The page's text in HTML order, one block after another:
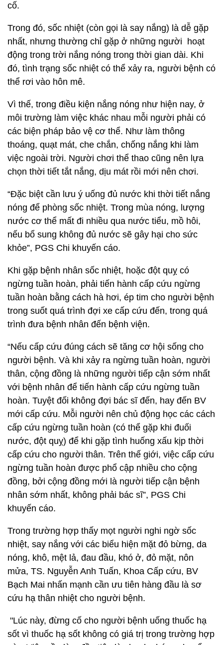
cố.
Trong đó, sốc nhiệt (còn gọi là say nắng) là dễ gặp
nhất, nhưng thường chỉ gặp ở những người hoạt
động trong trời nắng nóng trong thời gian dài. Khi
đó, tình trạng sốc nhiệt có thể xảy ra, người bệnh có
thể rơi vào hôn mê.
Vì thế, trong điều kiện nắng nóng như hiện nay, ở
môi trường làm việc khác nhau mỗi người phải có
các biện pháp bảo vệ cơ thể. Như làm thông
thoáng, quạt mát, che chắn, chống nắng khi làm
việc ngoài trời. Người chơi thể thao cũng nên lựa
chọn thời tiết tắt nắng, dịu mát rồi mới nên chơi.
“Đặc biệt cần lưu ý uống đủ nước khi thời tiết nắng
nóng để phòng sốc nhiệt. Trong mùa nóng, lượng
nước cơ thể mất đi nhiều qua nước tiểu, mồ hôi,
nếu bổ sung không đủ nước sẽ gây hại cho sức
khỏe”, PGS Chi khuyến cáo.
Khi gặp bệnh nhân sốc nhiệt, hoặc đột quỵ có
ngừng tuần hoàn, phải tiến hành cấp cứu ngừng
tuần hoàn bằng cách hà hơi, ép tim cho người bệnh
trong suốt quá trình đợi xe cấp cứu đến, trong quá
trình đưa bệnh nhân đến bệnh viện.
“Nếu cấp cứu đúng cách sẽ tăng cơ hội sống cho
người bệnh. Và khi xảy ra ngừng tuần hoàn, người
thân, cộng đồng là những người tiếp cận sớm nhất
với bệnh nhân để tiến hành cấp cứu ngừng tuần
hoàn. Tuyệt đối không đợi bác sĩ đến, hay đến BV
mới cấp cứu. Mỗi người nên chủ động học các cách
cấp cứu ngừng tuần hoàn (có thể gặp khi đuối
nước, đột quỵ) để khi gặp tình huống xấu kịp thời
cấp cứu cho người thân. Trên thế giới, việc cấp cứu
ngừng tuần hoàn được phổ cập nhiều cho cộng
đồng, bởi cộng đồng mới là người tiếp cận bệnh
nhân sớm nhất, không phải bác sĩ”, PGS Chi
khuyến cáo.
Trong trường hợp thấy mọt người nghi ngờ sốc
nhiệt, say nắng với các biểu hiện mặt đỏ bừng, da
nóng, khô, mệt lả, đau đầu, khó ở, đỏ mặt, nôn
mửa, TS. Nguyễn Anh Tuấn, Khoa Cấp cứu, BV
Bạch Mai nhấn mạnh cần ưu tiên hàng đầu là sơ
cứu hạ thân nhiệt cho người bệnh.
"Lúc này, đừng cố cho người bệnh uống thuốc hạ
sốt vì thuốc hạ sốt không có giá trị trong trường hợp